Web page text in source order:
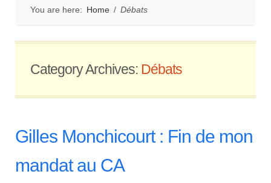
You are here: Home / Débats
Category Archives: Débats
Gilles Monchicourt : Fin de mon
mandat au CA